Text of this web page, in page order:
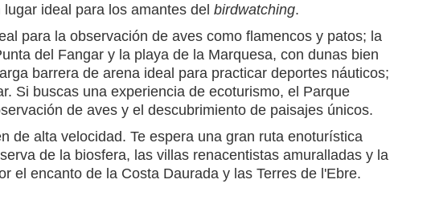
ideal para los amantes del birdwatching.
para la observación de aves como flamencos y patos; la
del Fangar y la playa de la Marquesa, con dunas bien
barrera de arena ideal para practicar deportes náuticos;
Si buscas una experiencia de ecoturismo, el Parque
de aves y el descubrimiento de paisajes únicos.
de alta velocidad. Te espera una gran ruta enoturística
de la biosfera, las villas renacentistas amuralladas y la
el encanto de la Costa Daurada y las Terres de l'Ebre.